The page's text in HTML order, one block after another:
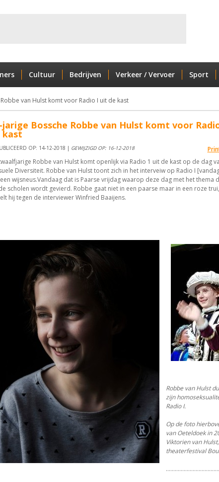
Cultuur Bedrijven Verkeer / Vervoer Sport
van Hulst komt voor Radio I uit de kast
jarige Bossche Robbe van Hulst komt voor
kast
OP: 14-12-2018 | GEWIJZIGD OP: 16-12-2018
Robbe van Hulst komt openlijk via Radio 1 uit de kast op de dag
Diversiteit. Robbe van Hulst toont zich in het interveiw op Radio I
wijsneus.Vandaag dat is Paarse vrijdag waarop deze dag met het thema
scholen wordt gevierd. Robbe gaat niet in een paarse maar in een roze
hij tegen de interviewer Winfried Baaijens.
Robbe van Hulst
zijn
Radio I.
Op de foto
van Oeteldoek in
Viktorien van
theaterfestival